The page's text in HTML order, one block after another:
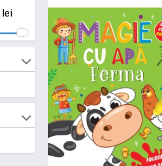
lei